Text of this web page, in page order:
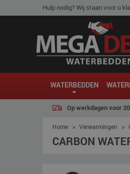
Hulp nodig? Wij staan voor u
WATERBEDDEN
Op werkdagen voor
Home > Verwarmingen >
CARBON